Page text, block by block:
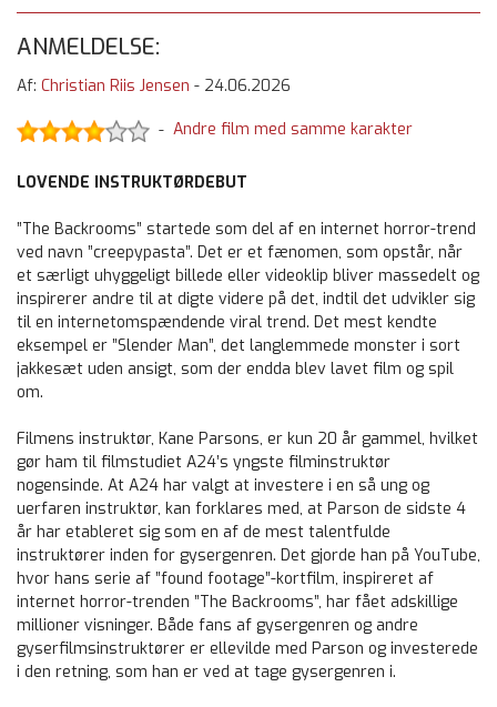
ANMELDELSE:
Af: Christian Riis Jensen - 24.06.2026
- Andre film med samme karakter
LOVENDE INSTRUKTØRDEBUT
”The Backrooms” startede som del af en internet horror-trend
ved navn ”creepypasta”. Det er et fænomen, som opstår, når
et særligt uhyggeligt billede eller videoklip bliver massedelt og
inspirerer andre til at digte videre på det, indtil det udvikler sig
til en internetomspændende viral trend. Det mest kendte
eksempel er ”Slender Man”, det langlemmede monster i sort
jakkesæt uden ansigt, som der endda blev lavet film og spil
om.
Filmens instruktør, Kane Parsons, er kun 20 år gammel, hvilket
gør ham til filmstudiet A24’s yngste filminstruktør
nogensinde. At A24 har valgt at investere i en så ung og
uerfaren instruktør, kan forklares med, at Parson de sidste 4
år har etableret sig som en af de mest talentfulde
instruktører inden for gysergenren. Det gjorde han på YouTube,
hvor hans serie af ”found footage”-kortfilm, inspireret af
internet horror-trenden ”The Backrooms”, har fået adskillige
millioner visninger. Både fans af gysergenren og andre
gyserfilmsinstruktører er ellevilde med Parson og investerede
i den retning, som han er ved at tage gysergenren i.